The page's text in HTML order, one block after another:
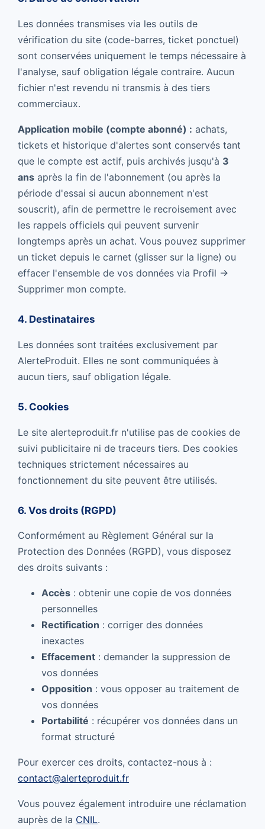
Les données transmises via les outils de
vérification du site (code-barres, ticket ponctuel)
sont conservées uniquement le temps nécessaire à
l'analyse, sauf obligation légale contraire. Aucun
fichier n'est revendu ni transmis à des tiers
commerciaux.
Application mobile (compte abonné) : achats,
tickets et historique d'alertes sont conservés tant
que le compte est actif, puis archivés jusqu'à 3
ans après la fin de l'abonnement (ou après la
période d'essai si aucun abonnement n'est
souscrit), afin de permettre le recroisement avec
les rappels officiels qui peuvent survenir
longtemps après un achat. Vous pouvez supprimer
un ticket depuis le carnet (glisser sur la ligne) ou
effacer l'ensemble de vos données via Profil →
Supprimer mon compte.
4. Destinataires
Les données sont traitées exclusivement par
AlerteProduit. Elles ne sont communiquées à
aucun tiers, sauf obligation légale.
5. Cookies
Le site alerteproduit.fr n'utilise pas de cookies de
suivi publicitaire ni de traceurs tiers. Des cookies
techniques strictement nécessaires au
fonctionnement du site peuvent être utilisés.
6. Vos droits (RGPD)
Conformément au Règlement Général sur la
Protection des Données (RGPD), vous disposez
des droits suivants :
Accès : obtenir une copie de vos données
personnelles
Rectification : corriger des données
inexactes
Effacement : demander la suppression de
vos données
Opposition : vous opposer au traitement de
vos données
Portabilité : récupérer vos données dans un
format structuré
Pour exercer ces droits, contactez-nous à :
contact@alerteproduit.fr
Vous pouvez également introduire une réclamation
auprès de la CNIL.